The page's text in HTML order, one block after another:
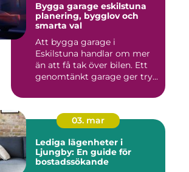
Bygga garage eskilstuna
planering, bygglov och
smarta val
Att bygga garage i
Eskilstuna handlar om mer
än att få tak över bilen. Ett
genomtänkt garage ger try...
03. mar
Lediga lägenheter i
Ljungby: En guide för
bostadssökande